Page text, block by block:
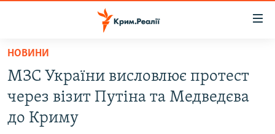
Перейти
основного
матеріалу
Перейти
до
ВОДА.КРИМ
ВІДЕО ТА ФОТО
НОВИНИ
МЗС України висловлює протест
через візит Путіна та Медведєва
до Криму